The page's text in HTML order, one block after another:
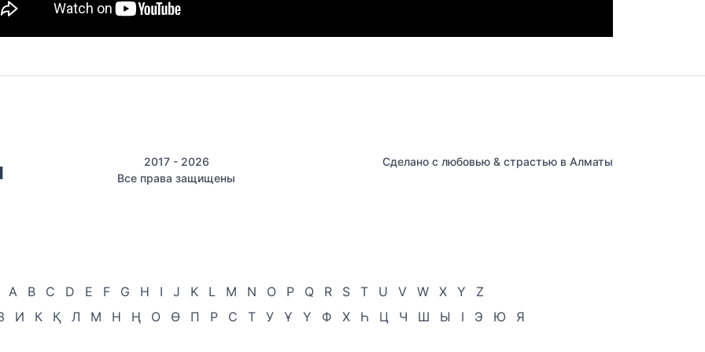
2017 - 2026
Все права защищены
Сделано с любовью & страстью в Алматы
A B C D E F G H I J K L M N O P Q R S T U V W X Y
Z
И К Қ Л М Н Ң О Ө П Р С Т У Ұ Ү Ф Х Һ Ц Ч Ш Ы І Э Ю Я